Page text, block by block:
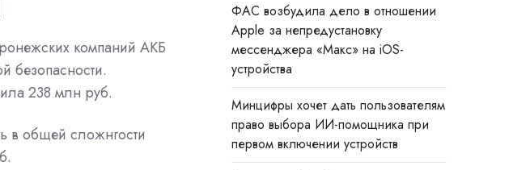
компаний АКБ
безопасности.
238 млн руб.
в общей сложнгости
ФАС возбудила дело в отношении
Apple за непредустановку
мессенджера «Макс» на iOS-
устройства
Минцифры хочет дать пользователям
право выбора ИИ-помощника при
первом включении устройств